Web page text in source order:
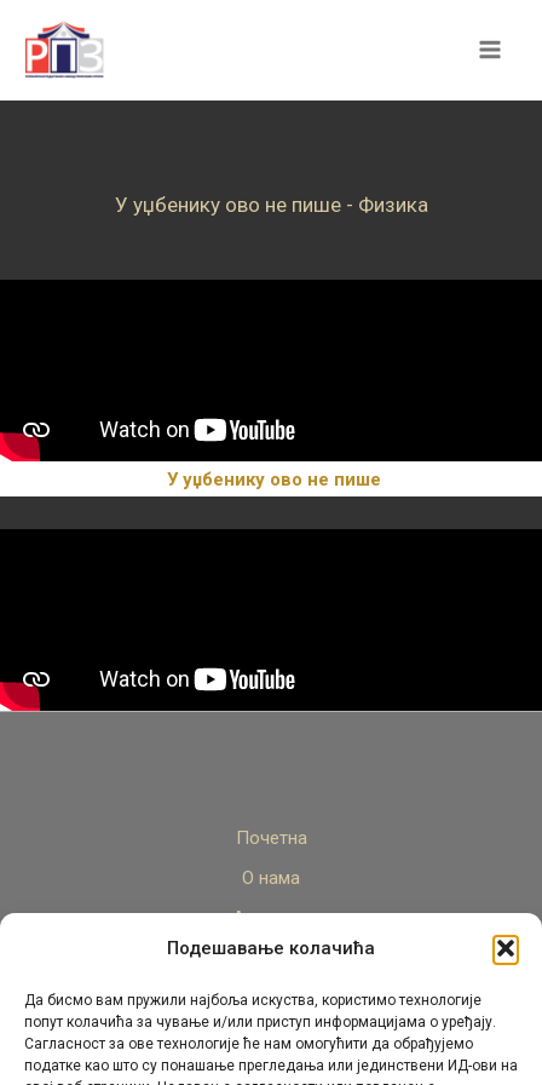
Подешавање колачића
Да бисмо вам пружили најбоља искуства, користимо технологије
попут колачића за чување и/или приступ информацијама о уређају.
Сагласност за ове технологије ће нам омогућити да обрађујемо
податке као што су понашање прегледања или јединствени ИД-ови на
content
У уџбенику ово не пише - Физика
У уџбенику ово не пише
Почетна
О нама
Актуелно
Стручни кадар
Пројекти
Архива
Контакт